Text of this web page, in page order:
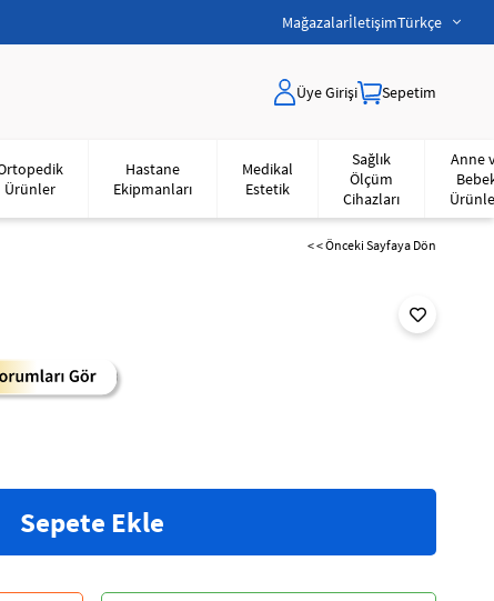
MağazalarİletişimTürkçe
Üye Girişi Sepetim
Ürünler
Hastane
Ekipmanları
Medikal
Estetik
Sağlık
Ölçüm
Cihazları
Anne
< < Önceki Sayfaya Dön